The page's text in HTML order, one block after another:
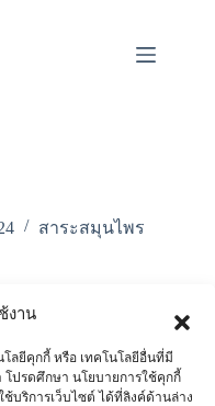
งาน
ลยีคุกกี้ หรือ เทคโนโลยีอื่นที่มี
โปรดศึกษา นโยบายการใช้คุกกี้
บริการเว็บไซต์ ได้ที่ลิงค์ด้านล่าง
สาระสมุนไพร
ย ช่วยให้ระบบย่อย
กระตุ้นให้ระบบทาง
ปรตีน ไขมัน และแป้ง
มีมากพิเศษ ซึ่งสารพิ